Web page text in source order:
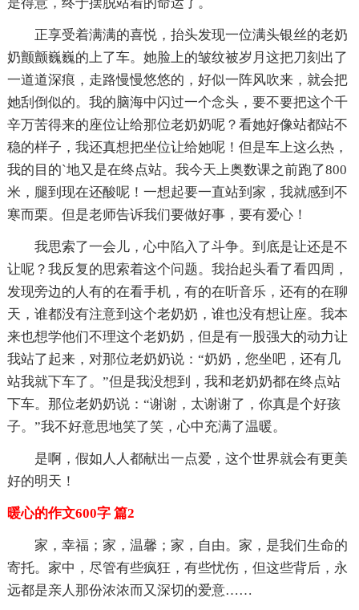
正享受着满满的喜悦，抬头发现一位满头银丝的老奶
奶颤颤巍巍的上了车。她脸上的皱纹被岁月这把刀刻出了
一道道深痕，走路慢慢悠悠的，好似一阵风吹来，就会把
她刮倒似的。我的脑海中闪过一个念头，要不要把这个千
辛万苦得来的座位让给那位老奶奶呢？看她好像站都站不
稳的样子，我还真想把坐位让给她呢！但是车上这么热，
我的目的`地又是在终点站。我今天上奥数课之前跑了800
米，腿到现在还酸呢！一想起要一直站到家，我就感到不
寒而栗。但是老师告诉我们要做好事，要有爱心！
我思索了一会儿，心中陷入了斗争。到底是让还是不
让呢？我反复的思索着这个问题。我抬起头看了看四周，
发现旁边的人有的在看手机，有的在听音乐，还有的在聊
天，谁都没有注意到这个老奶奶，谁也没有想让座。我本
来也想学他们不理这个老奶奶，但是有一股强大的动力让
我站了起来，对那位老奶奶说：“奶奶，您坐吧，还有几
站我就下车了。”但是我没想到，我和老奶奶都在终点站
下车。那位老奶奶说：“谢谢，太谢谢了，你真是个好孩
子。”我不好意思地笑了笑，心中充满了温暖。
是啊，假如人人都献出一点爱，这个世界就会有更美
好的明天！
暖心的作文600字 篇2
家，幸福；家，温馨；家，自由。家，是我们生命的
寄托。家中，尽管有些疯狂，有些忧伤，但这些背后，永
远都是亲人那份浓浓而又深切的爱意……